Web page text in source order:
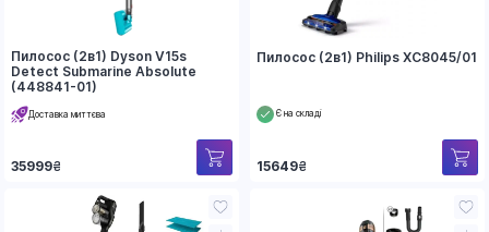
Пилосос (2в1) Dyson V15s
Detect Submarine Absolute
(448841-01)
Доставка миттєва
35999₴
Пилосос (2в1) Philips XC8045/01
Є на складі
15649₴